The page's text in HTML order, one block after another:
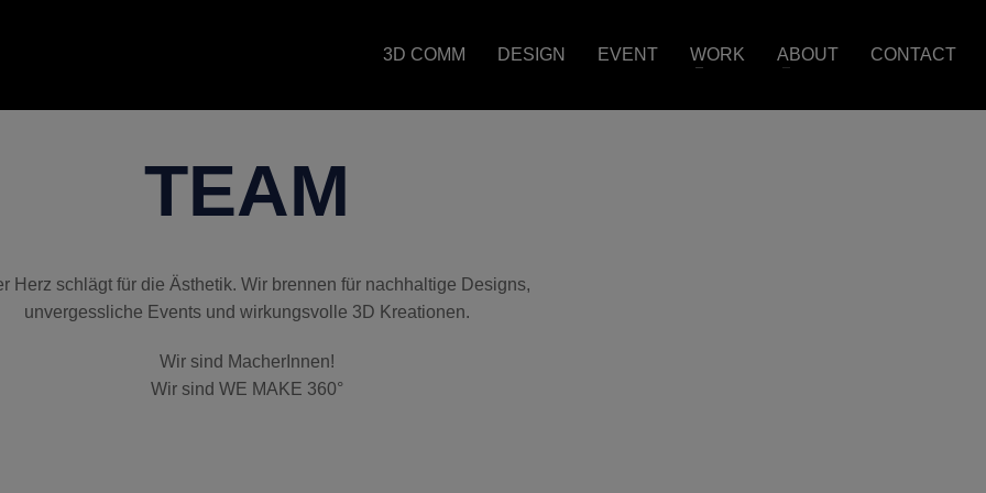
3D COMM DESIGN EVENT WORK ABOUT CONTACT
TEAM
Herz schlägt für die Ästhetik. Wir brennen für nachhaltige Designs,
unvergessliche Events und wirkungsvolle 3D Kreationen.
Wir sind MacherInnen!
Wir sind WE MAKE 360°